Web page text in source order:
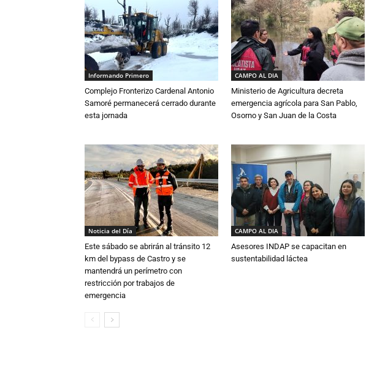
Informando Primero
Complejo Fronterizo Cardenal Antonio
Samoré permanecerá cerrado durante
esta jornada
CAMPO AL DIA
Ministerio de Agricultura decreta
emergencia agrícola para San Pablo,
Osorno y San Juan de la Costa
Noticia del Día
Este sábado se abrirán al tránsito 12
km del bypass de Castro y se
mantendrá un perímetro con
restricción por trabajos de
emergencia
CAMPO AL DIA
Asesores INDAP se capacitan en
sustentabilidad láctea